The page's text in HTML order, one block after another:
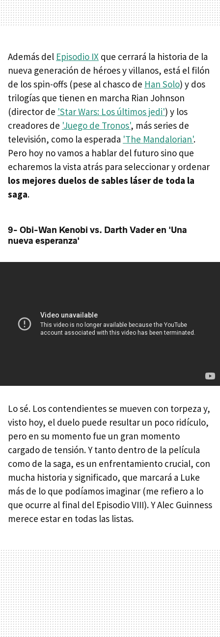
Además del Episodio IX que cerrará la historia de la
nueva generación de héroes y villanos, está el filón
de los spin-offs (pese al chasco de Han Solo) y dos
trilogías que tienen en marcha Rian Johnson
(director de 'Star Wars: Los últimos jedi') y los
creadores de 'Juego de Tronos', más series de
televisión, como la esperada 'The Mandalorian'.
Pero hoy no vamos a hablar del futuro sino que
echaremos la vista atrás para seleccionar y ordenar
los mejores duelos de sables láser de toda la
saga.
9- Obi-Wan Kenobi vs. Darth Vader en 'Una
nueva esperanza'
Lo sé. Los contendientes se mueven con torpeza y,
visto hoy, el duelo puede resultar un poco ridículo,
pero en su momento fue un gran momento
cargado de tensión. Y tanto dentro de la película
como de la saga, es un enfrentamiento crucial, con
mucha historia y significado, que marcará a Luke
más de lo que podíamos imaginar (me refiero a lo
que ocurre al final del Episodio VIII). Y Alec Guinness
merece estar en todas las listas.